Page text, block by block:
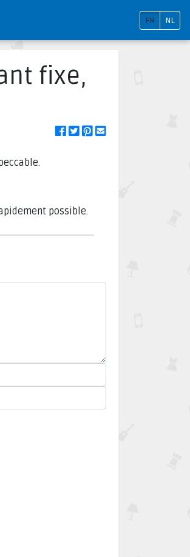
FR NL
fixe,
possible.